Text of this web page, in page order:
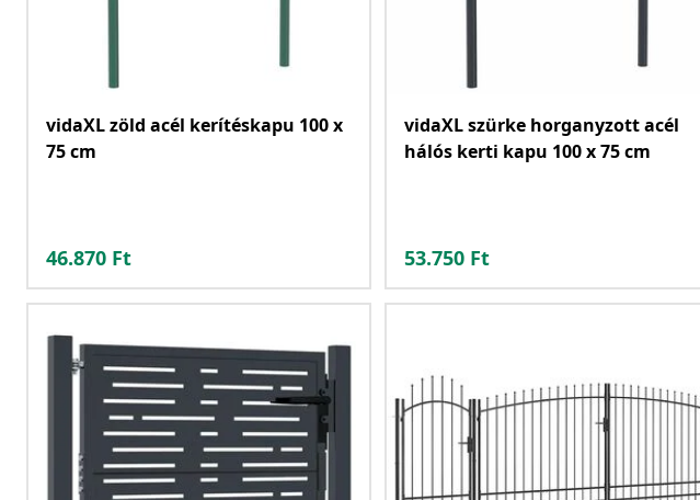
vidaXL zöld acél kerítéskapu 100 x
75 cm
46.870 Ft
vidaXL szürke horganyzott acél
hálós kerti kapu 100 x 75 cm
53.750 Ft